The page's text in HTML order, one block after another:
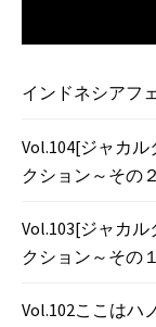
インドネシアフ
Vol.104[ジャカ
クション～そ
Vol.103[ジャカ
クション～その
Vol.102ここはハ